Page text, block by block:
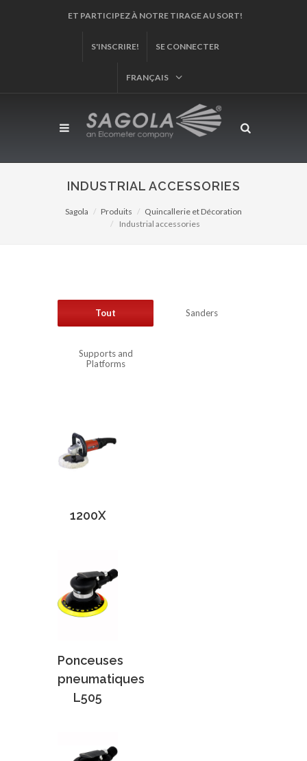
ET PARTICIPEZ À NOTRE TIRAGE AU SORT!
S'INSCRIRE! SE CONNECTER
FRANÇAIS
INDUSTRIAL ACCESSORIES
Sagola Produits
Quincallerie et Décoration
Industrial accessories
Tout Sanders
Supports and
Platforms
1200X
Ponceuses
pneumatiques
L505